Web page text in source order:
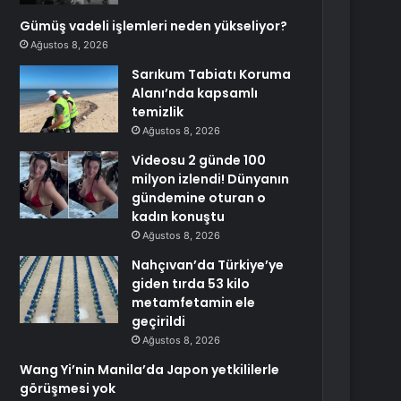
Gümüş vadeli işlemleri neden yükseliyor?
Ağustos 8, 2026
Sarıkum Tabiatı Koruma
Alanı’nda kapsamlı
temizlik
Ağustos 8, 2026
Videosu 2 günde 100
milyon izlendi! Dünyanın
gündemine oturan o
kadın konuştu
Ağustos 8, 2026
Nahçıvan’da Türkiye’ye
giden tırda 53 kilo
metamfetamin ele
geçirildi
Ağustos 8, 2026
Wang Yi’nin Manila’da Japon yetkililerle
görüşmesi yok